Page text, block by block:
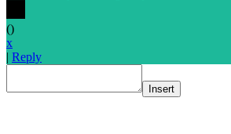
()
x
| Reply
Insert